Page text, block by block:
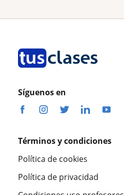
Síguenos en
Términos y condiciones
Política de cookies
Política de privacidad